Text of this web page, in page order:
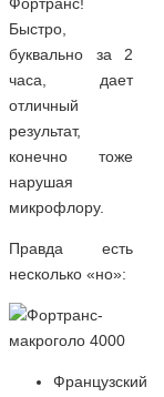
Быстро,
буквально за 2
часа, дает
отличный
результат,
конечно тоже
нарушая
микрофлору.
Правда есть
несколько «но»:
Французский